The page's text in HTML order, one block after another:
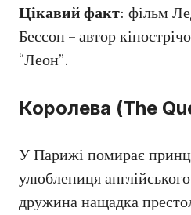
Цікавий факт: фільм
Бессон – автор
“Леон”.
Королева (The
У Парижі помирає
улюблениця
дружина нащадка